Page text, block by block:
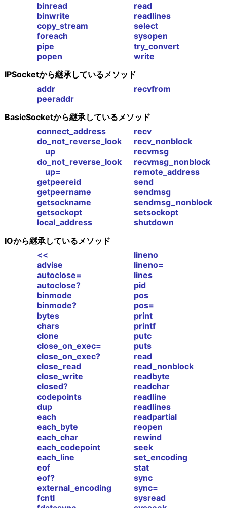
binread
binwrite
copy_stream
foreach
pipe
popen
read
readlines
select
sysopen
try_convert
write
IPSocketから継承しているメソッド
addr
peeraddr
recvfrom
BasicSocketから継承しているメソッド
connect_address
do_not_reverse_look
up
do_not_reverse_look
up=
getpeereid
getpeername
getsockname
getsockopt
local_address
recv
recv_nonblock
recvmsg
recvmsg_nonblock
remote_address
send
sendmsg
sendmsg_nonblock
setsockopt
shutdown
IOから継承しているメソッド
<<
advise
autoclose=
autoclose?
binmode
binmode?
bytes
chars
clone
close_on_exec=
close_on_exec?
close_read
close_write
closed?
codepoints
dup
each
each_byte
each_char
each_codepoint
each_line
eof
eof?
external_encoding
fcntl
lineno
lineno=
lines
pid
pos
pos=
print
printf
putc
puts
read
read_nonblock
readbyte
readchar
readline
readlines
readpartial
reopen
rewind
seek
set_encoding
stat
sync
sync=
sysread